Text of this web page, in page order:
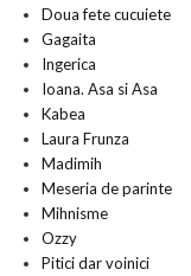
Doua fete cucuiete
Gagaita
Ingerica
Ioana. Asa si Asa
Kabea
Laura Frunza
Madimih
Meseria de parinte
Mihnisme
Ozzy
Pitici dar voinici